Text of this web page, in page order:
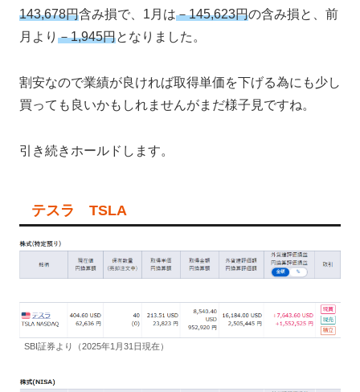
143,678円含み損で、1月は－145,623円の含み損と、前
月より －1,945円となりました。
割安なので業績が良ければ取得単価を下げる為にも少し
買っても良いかもしれませんがまだ様子見ですね。
引き続きホールドします。
テスラ TSLA
SBI証券より（2025年1月31日現在）